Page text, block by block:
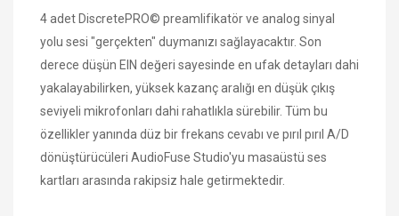
4 adet DiscretePRO© preamlifikatör ve analog sinyal
yolu sesi "gerçekten" duymanızı sağlayacaktır. Son
derece düşün EIN değeri sayesinde en ufak detayları dahi
yakalayabilirken, yüksek kazanç aralığı en düşük çıkış
seviyeli mikrofonları dahi rahatlıkla sürebilir. Tüm bu
özellikler yanında düz bir frekans cevabı ve pırıl pırıl A/D
dönüştürücüleri AudioFuse Studio'yu masaüstü ses
kartları arasında rakipsiz hale getirmektedir.